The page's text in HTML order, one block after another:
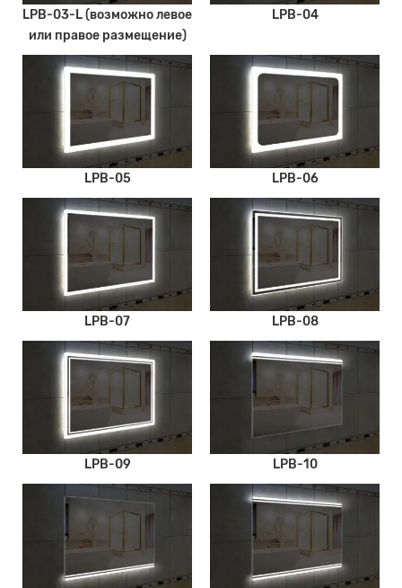
LPB-03-L (возможно левое
или правое размещение)
LPB-04
LPB-05 LPB-06
LPB-07 LPB-08
LPB-09 LPB-10